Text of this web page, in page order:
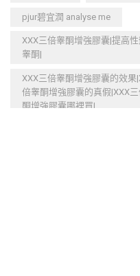
pjur碧宜潤 analyse me
XXX三倍睾酮增強膠囊|提高
睾酮|
XXX三倍睾酮增強膠囊的效
倍睾酮增強膠囊的真假|XXX
酮增強膠囊哪裡買|